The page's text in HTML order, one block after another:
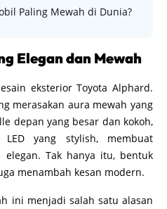
Paling Mewah di Dunia?
Elegan dan Mewah
eksterior Toyota Alphard.
merasakan aura mewah yang
depan yang besar dan kokoh,
yang stylish, membuat
Tak hanya itu, bentuk
menambah kesan modern.
ini menjadi salah satu alasan